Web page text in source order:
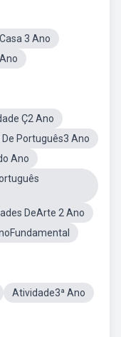
3 Ano
Ç2 Ano
De Português3 Ano
Ano
DeArte 2 Ano
Atividade3ª Ano